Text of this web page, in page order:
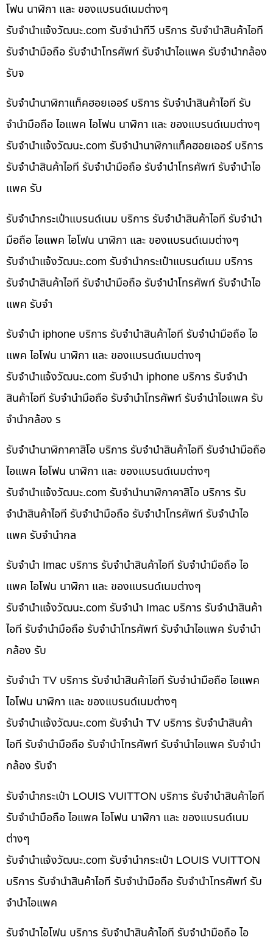
โฟน นาฬิกา และ ของแบรนด์เนมต่างๆ
รับจํานําแจ้งวัฒนะ.com รับจำนำทีวี บริการ รับจำนำสินค้าไอที
รับจำนำมือถือ รับจำนำโทรศัพท์ รับจำนำไอแพค รับจำนำกล้อง
รับจ
รับจำนำนาฬิกาแท็คฮอยเออร์ บริการ รับจำนำสินค้าไอที รับ
จำนำมือถือ ไอแพค ไอโฟน นาฬิกา และ ของแบรนด์เนมต่างๆ
รับจํานําแจ้งวัฒนะ.com รับจำนำนาฬิกาแท็คฮอยเออร์ บริการ
รับจำนำสินค้าไอที รับจำนำมือถือ รับจำนำโทรศัพท์ รับจำนำไอ
แพค รับ
รับจำนำกระเป๋าแบรนด์เนม บริการ รับจำนำสินค้าไอที รับจำนำ
มือถือ ไอแพค ไอโฟน นาฬิกา และ ของแบรนด์เนมต่างๆ
รับจํานําแจ้งวัฒนะ.com รับจำนำกระเป๋าแบรนด์เนม บริการ
รับจำนำสินค้าไอที รับจำนำมือถือ รับจำนำโทรศัพท์ รับจำนำไอ
แพค รับจำ
รับจำนำ iphone บริการ รับจำนำสินค้าไอที รับจำนำมือถือ ไอ
แพค ไอโฟน นาฬิกา และ ของแบรนด์เนมต่างๆ
รับจํานําแจ้งวัฒนะ.com รับจำนำ iphone บริการ รับจำนำ
สินค้าไอที รับจำนำมือถือ รับจำนำโทรศัพท์ รับจำนำไอแพค รับ
จำนำกล้อง ร
รับจำนำนาฬิกาคาสิโอ บริการ รับจำนำสินค้าไอที รับจำนำมือถือ
ไอแพค ไอโฟน นาฬิกา และ ของแบรนด์เนมต่างๆ
รับจํานําแจ้งวัฒนะ.com รับจำนำนาฬิกาคาสิโอ บริการ รับ
จำนำสินค้าไอที รับจำนำมือถือ รับจำนำโทรศัพท์ รับจำนำไอ
แพค รับจำนำกล
รับจำนำ Imac บริการ รับจำนำสินค้าไอที รับจำนำมือถือ ไอ
แพค ไอโฟน นาฬิกา และ ของแบรนด์เนมต่างๆ
รับจํานําแจ้งวัฒนะ.com รับจำนำ Imac บริการ รับจำนำสินค้า
ไอที รับจำนำมือถือ รับจำนำโทรศัพท์ รับจำนำไอแพค รับจำนำ
กล้อง รับ
รับจำนำ TV บริการ รับจำนำสินค้าไอที รับจำนำมือถือ ไอแพค
ไอโฟน นาฬิกา และ ของแบรนด์เนมต่างๆ
รับจํานําแจ้งวัฒนะ.com รับจำนำ TV บริการ รับจำนำสินค้า
ไอที รับจำนำมือถือ รับจำนำโทรศัพท์ รับจำนำไอแพค รับจำนำ
กล้อง รับจำ
รับจำนำกระเป๋า LOUIS VUITTON บริการ รับจำนำสินค้าไอที
รับจำนำมือถือ ไอแพค ไอโฟน นาฬิกา และ ของแบรนด์เนม
ต่างๆ
รับจํานําแจ้งวัฒนะ.com รับจำนำกระเป๋า LOUIS VUITTON
บริการ รับจำนำสินค้าไอที รับจำนำมือถือ รับจำนำโทรศัพท์ รับ
จำนำไอแพค
รับจำนำไอโฟน บริการ รับจำนำสินค้าไอที รับจำนำมือถือ ไอ